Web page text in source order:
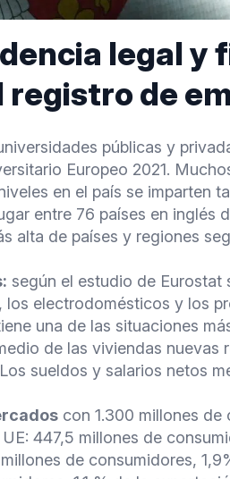
legal y
registro de
públicas y
Europeo 2021.
en el país se imparten
entre 76 países en inglés
alta de países y regiones
según el estudio de Eurostat
los electrodomésticos y los
una de las situaciones
de las viviendas nuevas
sueldos y salarios netos
con 1.300 millones de
447,5 millones de
de consumidores,